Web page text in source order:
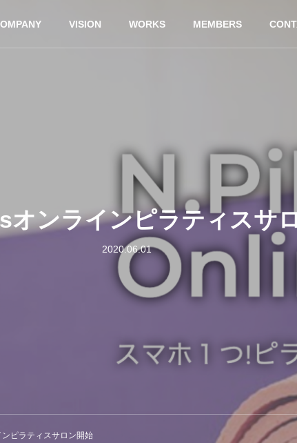
VISION WORKS MEMBERS
オンラインピラティスサ
2020.06.01
ピラティスサロン開始